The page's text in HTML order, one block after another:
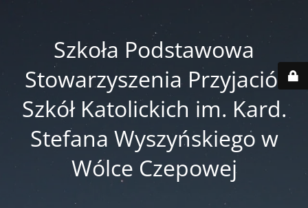
Szkoła Podstawowa
Stowarzyszenia Przyjaciół
Szkół Katolickich im. Kard.
Stefana Wyszyńskiego w
Wólce Czepowej